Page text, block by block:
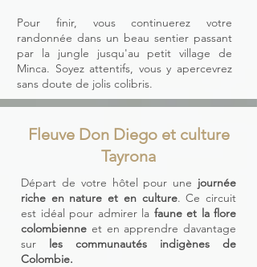
Pour finir, vous continuerez votre
randonnée dans un beau sentier passant
par la jungle jusqu'au petit village de
Minca. Soyez attentifs, vous y apercevrez
sans doute de jolis colibris.
Fleuve Don Diego et culture
Tayrona
Départ de votre hôtel pour une journée
riche en nature et en culture. Ce circuit
est idéal pour admirer la faune et la flore
colombienne et en apprendre davantage
sur les communautés indigènes de
Colombie.